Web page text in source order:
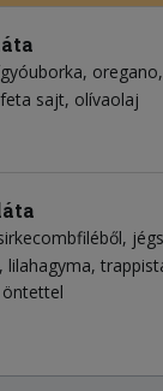
oregano
feta sajt olívaolaj
lilahagyma